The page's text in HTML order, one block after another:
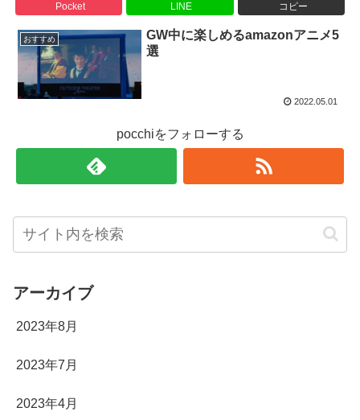
Pocket LINE コピー
おすすめ
GW中に楽しめるamazonアニメ5
選
2022.05.01
pocchiをフォローする
アーカイブ
2023年8月
2023年7月
2023年4月